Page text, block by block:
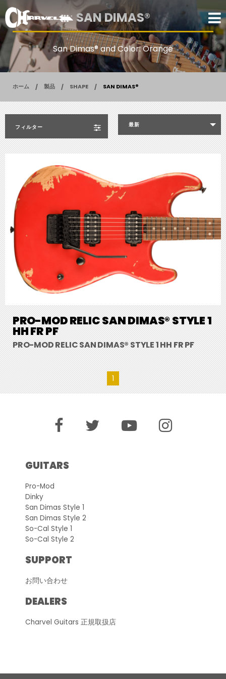
SAN DIMAS®
San Dimas® and Color: Orange
ホーム 製品 SHAPE SAN DIMAS®
フィルター 最新
PRO-MOD RELIC SAN DIMAS® STYLE 1
HH FR PF
PRO-MOD RELIC SAN DIMAS® STYLE 1 HH FR PF
1
GUITARS
Pro-Mod
Dinky
San Dimas Style 1
San Dimas Style 2
So-Cal Style 1
So-Cal Style 2
SUPPORT
お問い合わせ
DEALERS
Charvel Guitars 正規取扱店